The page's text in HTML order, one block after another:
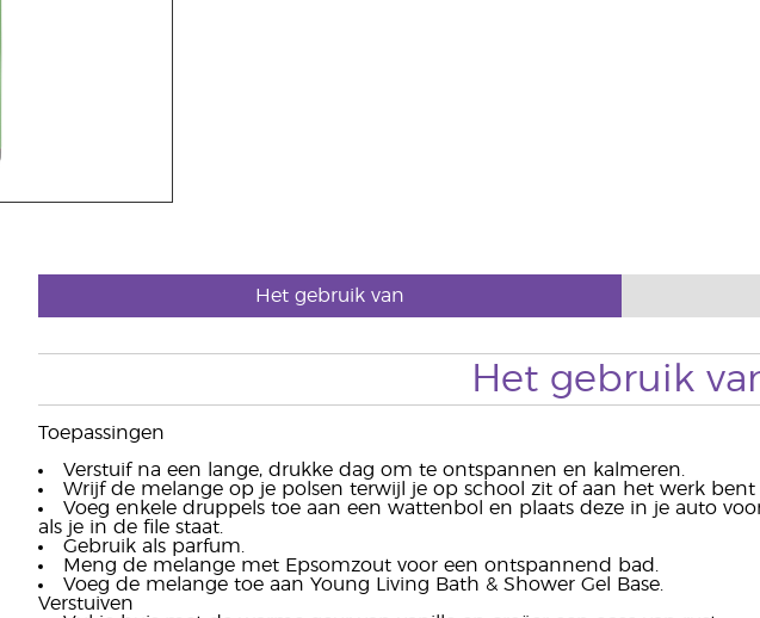
Het gebruik van
Het gebruik
Toepassingen
Verstuif na een lange, drukke dag om te ontspannen en kalmeren.
Wrijf de melange op je polsen terwijl je op school zit of aan het werk bent
Voeg enkele druppels toe aan een wattenbol en plaats deze in je auto
als je in de file staat.
Gebruik als parfum.
Meng de melange met Epsomzout voor een ontspannend bad.
Voeg de melange toe aan Young Living Bath & Shower Gel Base.
Verstuiven